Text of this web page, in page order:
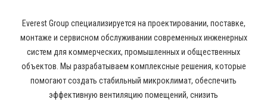
Everest Group специализируется на проектировании, поставке,
монтаже и сервисном обслуживании современных инженерных
систем для коммерческих, промышленных и общественных
объектов. Мы разрабатываем комплексные решения, которые
помогают создать стабильный микроклимат, обеспечить
эффективную вентиляцию помещений, снизить